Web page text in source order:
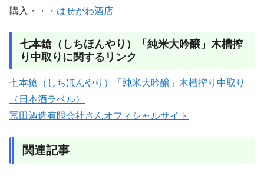
購入・・・ はせがわ酒店
七本鎗（しちほんやり）「純米大吟醸」木槽搾
り中取りに関するリンク
七本鎗（しちほんやり）「純米大吟醸」木槽搾り中取り
（日本酒ラベル）
冨田酒造有限会社さんオフィシャルサイト
関連記事